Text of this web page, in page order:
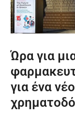
Ώρα για
για ένα